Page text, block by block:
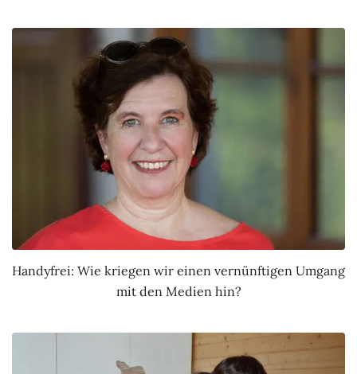
Handyfrei: Wie kriegen wir einen vernünftigen Umgang
mit den Medien hin?